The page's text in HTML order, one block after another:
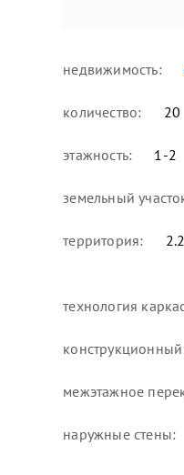
недвижимость:
количество: 20
этажность: 1-2
земельный
территория:
технология
межэтажное
наружные стены: